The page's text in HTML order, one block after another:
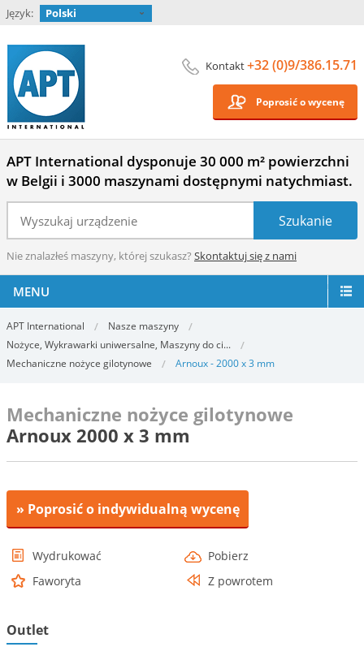
Język: Polski
Kontakt+32 (0)9/386.15.71
Poprosić o wycenę
APT International dysponuje 30 000 m² powierzchni
w Belgii i 3000 maszynami dostępnymi natychmiast.
Nie znalazłeś maszyny, której szukasz? Skontaktuj się z nami
MENU
APT International
Nasze maszyny
Nożyce, Wykrawarki uniwersalne, Maszyny do ci...
Mechaniczne nożyce gilotynowe
Arnoux - 2000 x 3 mm
Mechaniczne nożyce gilotynowe
Arnoux 2000 x 3 mm
» Poprosić o indywidualną wycenę
Wydrukować
Pobierz
Faworyta
Z powrotem
Outlet